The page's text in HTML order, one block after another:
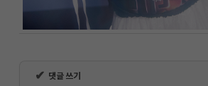
✔ 댓글 쓰기